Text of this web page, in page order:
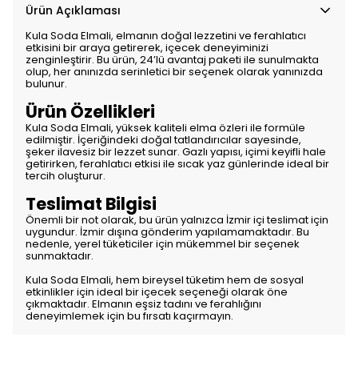
Ürün Açıklaması
Kula Soda Elmali, elmanın doğal lezzetini ve ferahlatıcı
etkisini bir araya getirerek, içecek deneyiminizi
zenginleştirir. Bu ürün, 24’lü avantaj paketi ile sunulmakta
olup, her anınızda serinletici bir seçenek olarak yanınızda
bulunur.
Ürün Özellikleri
Kula Soda Elmali, yüksek kaliteli elma özleri ile formüle
edilmiştir. İçeriğindeki doğal tatlandırıcılar sayesinde,
şeker ilavesiz bir lezzet sunar. Gazlı yapısı, içimi keyifli hale
getirirken, ferahlatıcı etkisi ile sıcak yaz günlerinde ideal bir
tercih oluşturur.
Teslimat Bilgisi
Önemli bir not olarak, bu ürün yalnızca İzmir içi teslimat için
uygundur. İzmir dışına gönderim yapılamamaktadır. Bu
nedenle, yerel tüketiciler için mükemmel bir seçenek
sunmaktadır.
Kula Soda Elmali, hem bireysel tüketim hem de sosyal
etkinlikler için ideal bir içecek seçeneği olarak öne
çıkmaktadır. Elmanın eşsiz tadını ve ferahlığını
deneyimlemek için bu fırsatı kaçırmayın.